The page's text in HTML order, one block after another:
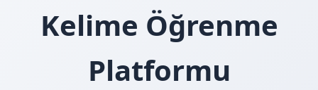
Kelime Öğrenme
Platformu